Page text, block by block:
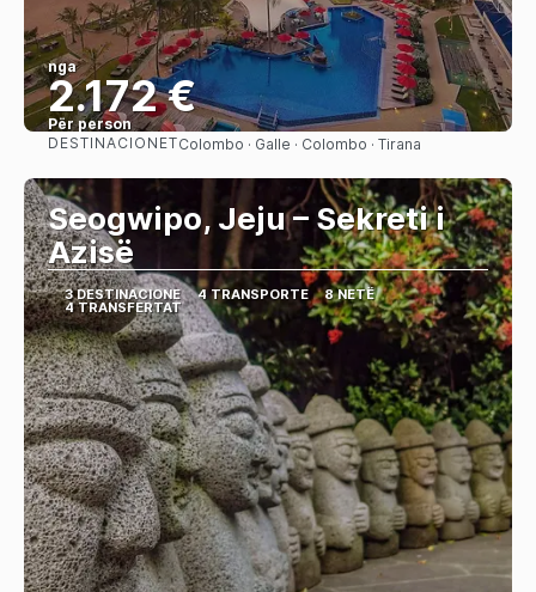
nga
2.172 €
Për person
Shihni
DESTINACIONETColombo · Galle · Colombo · Tirana
Seogwipo, Jeju – Sekreti i
Azisë
3 DESTINACIONE 4 TRANSPORTE 8 NETË
4 TRANSFERTAT